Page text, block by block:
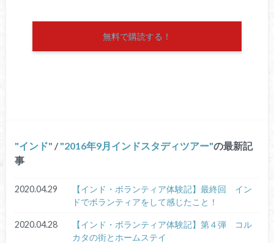
無料で購読する！
インド / 2016年9月インドスタディツアー の最新記
事
2020.04.29
【インド・ボランティア体験記】最終回 イン
ドでボランティアをして感じたこと！
2020.04.28
【インド・ボランティア体験記】第４弾 コル
カタの街とホームステイ